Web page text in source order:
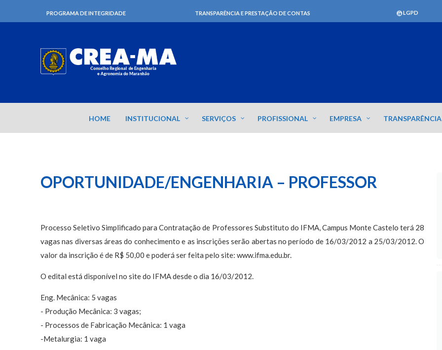
PROGRAMA DE INTEGRIDADE TRANSPARÊNCIA E PRESTAÇÃO DE CONTAS LGPD
HOME INSTITUCIONAL SERVIÇOS PROFISSIONAL EMPRESA TRANSPARÊNCIA
OPORTUNIDADE/ENGENHARIA – PROFESSOR
Processo Seletivo Simplificado para Contratação de Professores Substituto do IFMA, Campus Monte Castelo terá 28
vagas nas diversas áreas do conhecimento e as inscrições serão abertas no período de 16/03/2012 a 25/03/2012. O
valor da inscrição é de R$ 50,00 e poderá ser feita pelo site: www.ifma.edu.br.
O edital está disponível no site do IFMA desde o dia 16/03/2012.
Eng. Mecânica: 5 vagas
- Produção Mecânica: 3 vagas;
- Processos de Fabricação Mecânica: 1 vaga
-Metalurgia: 1 vaga